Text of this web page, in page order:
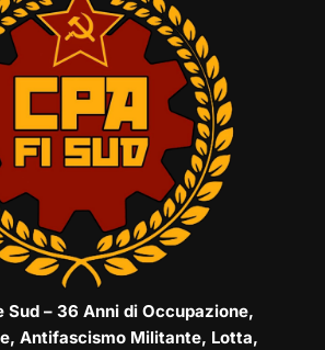
Sud – 36 Anni di Occupazione,
Antifascismo Militante, Lotta,